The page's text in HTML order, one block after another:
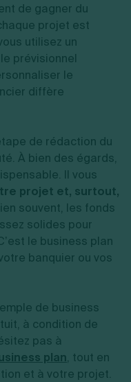
de gagner du
projet est
utilisez un
prévisionnel
le
diffère
de rédaction du
À bien des égards,
Il vous
projet et, surtout,
souvent, les fonds
solides pour
le business plan
banquier ou vos
de business
à condition de
pas à
plan, tout en
et à votre projet.